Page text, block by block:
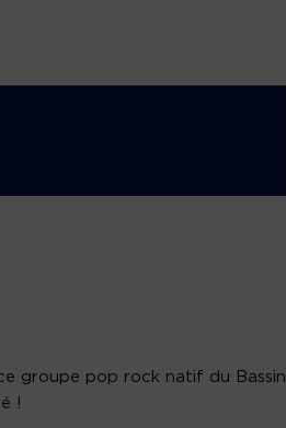
groupe pop rock natif du Bassin
!